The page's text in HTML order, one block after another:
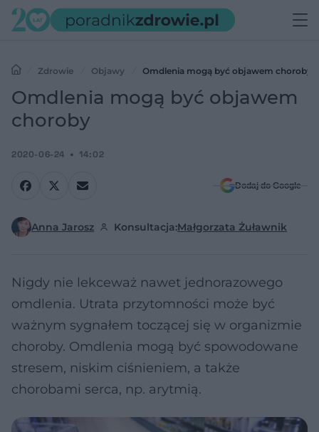
Zdrowie Objawy Omdlenia mogą być objawem choroby
Omdlenia mogą być objawem
choroby
2020-06-24 14:02
Dodaj do Google
Anna Jarosz Konsultacja:Małgorzata Żuławnik
Nigdy nie lekceważ nawet jednorazowego
omdlenia. Utrata przytomności może być
ważnym sygnałem toczącej się w organizmie
choroby. Omdlenia mogą być spowodowane
stresem, niskim ciśnieniem, a także
chorobami serca, np. arytmią.